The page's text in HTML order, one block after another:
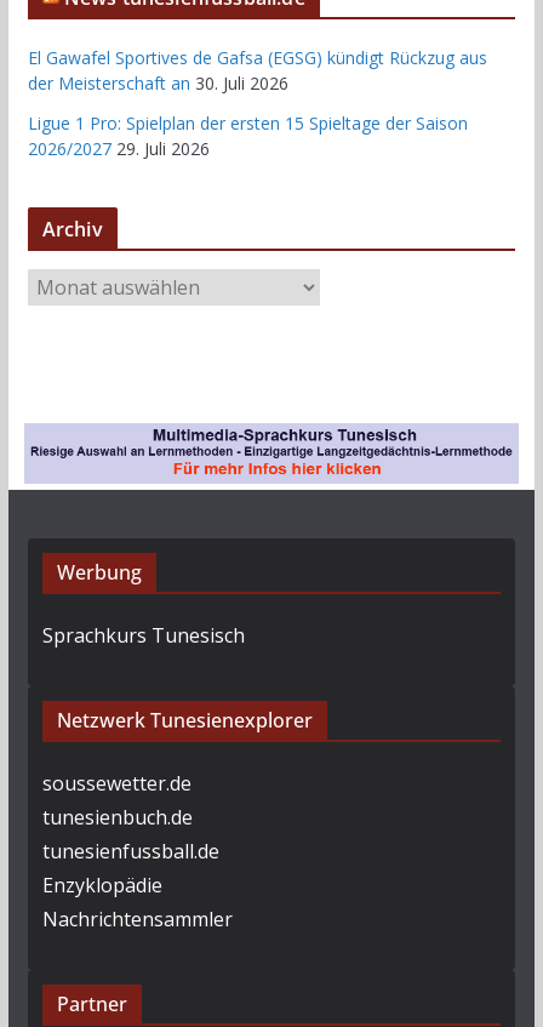
El Gawafel Sportives de Gafsa (EGSG) kündigt Rückzug aus
der Meisterschaft an 30. Juli 2026
Ligue 1 Pro: Spielplan der ersten 15 Spieltage der Saison
2026/2027 29. Juli 2026
Archiv
r
Werbung
Sprachkurs Tunesisch
Netzwerk Tunesienexplorer
soussewetter.de
tunesienbuch.de
tunesienfussball.de
Enzyklopädie
Nachrichtensammler
Partner